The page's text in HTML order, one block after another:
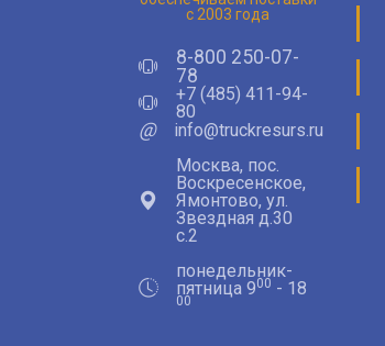
с 2003 года
8-800 250-07-
78
+7 (485) 411-94-
80
@
info@truckresurs.ru
Москва, пос.
Воскресенское,
Ямонтово, ул.
Звездная д.30
с.2
понедельник-
пятница 900 - 18
00